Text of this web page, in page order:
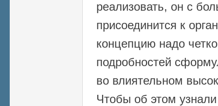
реализовать, он с
присоединится к
концепцию надо
подробностей
во влиятельном
Чтобы об этом